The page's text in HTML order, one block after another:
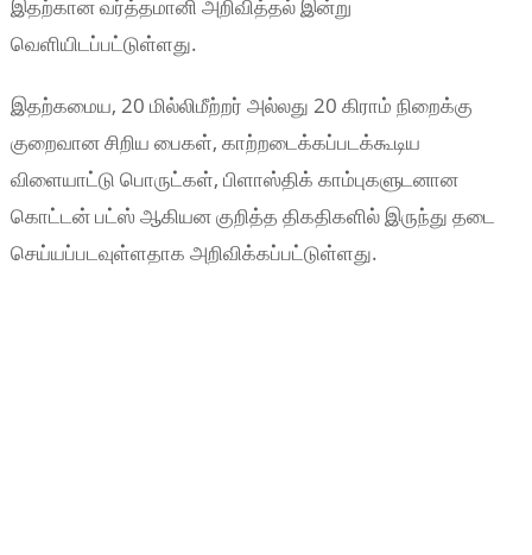
இதற்கான வர்த்தமானி அறிவித்தல் இன்று
வெளியிடப்பட்டுள்ளது.
இதற்கமைய, 20 மில்லிமீற்றர் அல்லது 20 கிராம் நிறைக்கு
குறைவான சிறிய பைகள், காற்றடைக்கப்படக்கூடிய
விளையாட்டு பொருட்கள், பிளாஸ்திக் காம்புகளுடனான
கொட்டன் பட்ஸ் ஆகியன குறித்த திகதிகளில் இருந்து தடை
செய்யப்படவுள்ளதாக அறிவிக்கப்பட்டுள்ளது.